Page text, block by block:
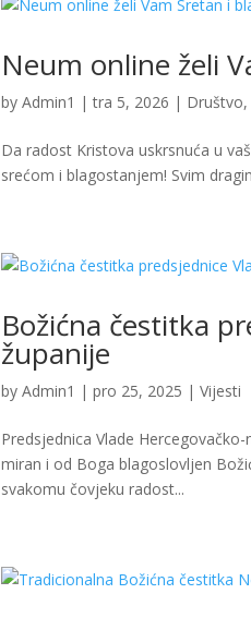
Neum online želi
byAdmin1 |tra 5, 2026 | Društvo,
Da radost Kristova uskrsnuća u
srećom i blagostanjem! Svim
Božićna čestitka
županije
byAdmin1 |pro 25, 2025 |Vijesti
Predsjednica Vlade
miran i od Boga blagoslovljen
svakomu čovjeku radost...